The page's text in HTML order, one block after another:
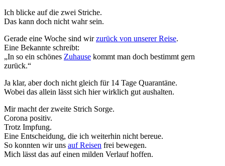
Ich blicke auf die zwei Striche.
Das kann doch nicht wahr sein.
Gerade eine Woche sind wirzurück von unserer Reise.
Eine Bekannte schreibt:
„In so ein schönes Zuhause kommt man doch bestimmt gern
zurück.“
Ja klar, aber doch nicht gleich für 14 Tage Quarantäne.
Wobei das allein lässt sich hier wirklich gut aushalten.
Mir macht der zweite Strich Sorge.
Corona positiv.
Trotz Impfung.
Eine Entscheidung, die ich weiterhin nicht bereue.
So konnten wir uns auf Reisen frei bewegen.
Mich lässt das auf einen milden Verlauf hoffen.